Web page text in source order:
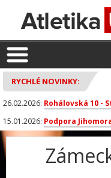
RYCHLÉ NOVINKY:
26.02.2026: Rohálovská 10 -
15.01.2026: Podpora